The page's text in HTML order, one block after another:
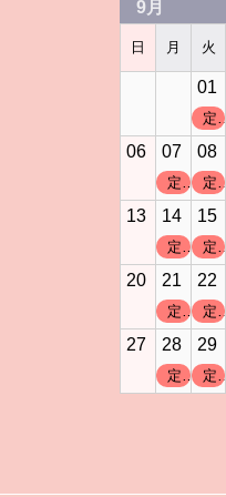
9月
日 月 火
01
定休日
06 07
定休日
08
定休日
13 14
定休日
15
定休日
20 21
定休日
22
定休日
27 28
定休日
29
定休日